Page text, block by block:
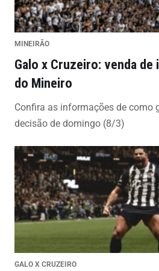
MINEIRÃO
Galo x Cruzeiro: venda de
do Mineiro
Confira as informações de como
decisão de domingo (8/3)
GALO X CRUZEIRO